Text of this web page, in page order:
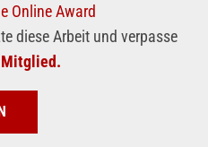
Online Award
diese Arbeit und verpasse